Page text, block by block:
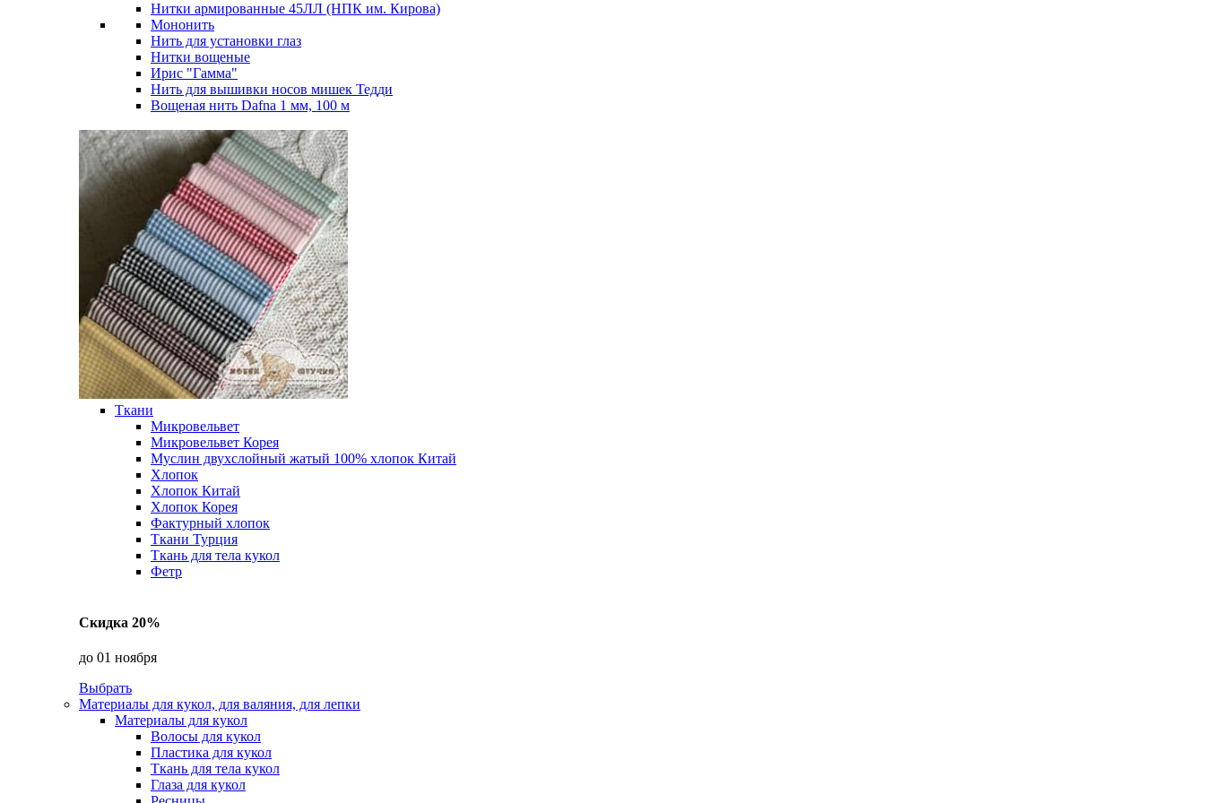
Нитки армированные 45ЛЛ (НПК им. Кирова)
Мононить
Нить для установки глаз
Нитки вощеные
Ирис "Гамма"
Нить для вышивки носов мишек Тедди
Вощеная нить Dafna 1 мм, 100 м
Ткани
Микровельвет
Микровельвет Корея
Муслин двухслойный жатый 100% хлопок Китай
Хлопок
Хлопок Китай
Хлопок Корея
Фактурный хлопок
Ткани Турция
Ткань для тела кукол
Фетр
Скидка 20%
до 01 ноября
Выбрать
Материалы для кукол, для валяния, для лепки
Материалы для кукол
Волосы для кукол
Пластика для кукол
Ткань для тела кукол
Глаза для кукол